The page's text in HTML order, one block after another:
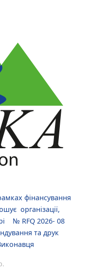
фінансування
організації,
№ RFQ 2026- 08
та друк